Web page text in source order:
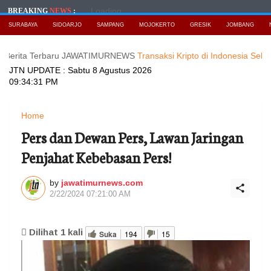
BREAKINGNEWS: Loading...
SURABAYA SIDOARJO SAMPANG MOJOKERTO GRESIK JOMBANG
JAWATIMURNEWSTransaksi Kripto di Indonesia Selalu
JTN UPDATE : Sabtu 8 Agustus 2026
09:34:33 PM
Home
Pers dan Dewan Pers, Lawan Jaringan
Penjahat Kebebasan Pers!
by jawatimurnews.com
2/22/2024 07:21:00 AM
Dilihat 1 kali Suka 194 15